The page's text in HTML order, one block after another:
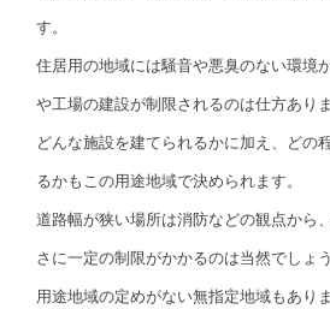
す。
住居用の地域には騒音や悪臭のない環境
や工場の建設が制限されるのは仕方ありま
どんな施設を建てられるかに加え、どの
るかもこの用途地域で決められます。
道路幅が狭い場所は消防などの観点から
さに一定の制限がかかるのは当然でしょう
用途地域の定めがない無指定地域もあり